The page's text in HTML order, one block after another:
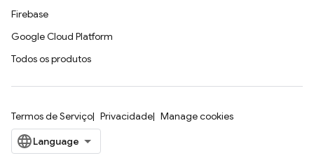
Firebase
Google Cloud Platform
Todos os produtos
Termos de Serviço Privacidade Manage cookies